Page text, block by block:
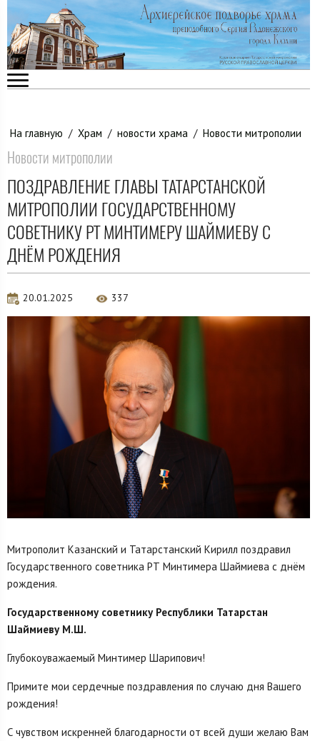
На главную / Храм / новости храма / Новости митрополии
Новости митрополии
ПОЗДРАВЛЕНИЕ ГЛАВЫ ТАТАРСТАНСКОЙ
МИТРОПОЛИИ ГОСУДАРСТВЕННОМУ
СОВЕТНИКУ РТ МИНТИМЕРУ ШАЙМИЕВУ С
ДНЁМ РОЖДЕНИЯ
20.01.2025 337
Митрополит Казанский и Татарстанский Кирилл поздравил
Государственного советника РТ Минтимера Шаймиева с днём
рождения.
Государственному советнику Республики Татарстан
Шаймиеву М.Ш.
Глубокоуважаемый Минтимер Шарипович!
Примите мои сердечные поздравления по случаю дня Вашего
рождения!
С чувством искренней благодарности от всей души желаю Вам